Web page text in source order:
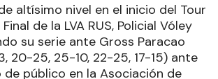
altísimo nivel en el inicio del Tour
de la LVA RUS, Policial Vóley
su serie ante Gross Paracao
20-25, 25-10, 22-25, 17-15) ante
de público en la Asociación de